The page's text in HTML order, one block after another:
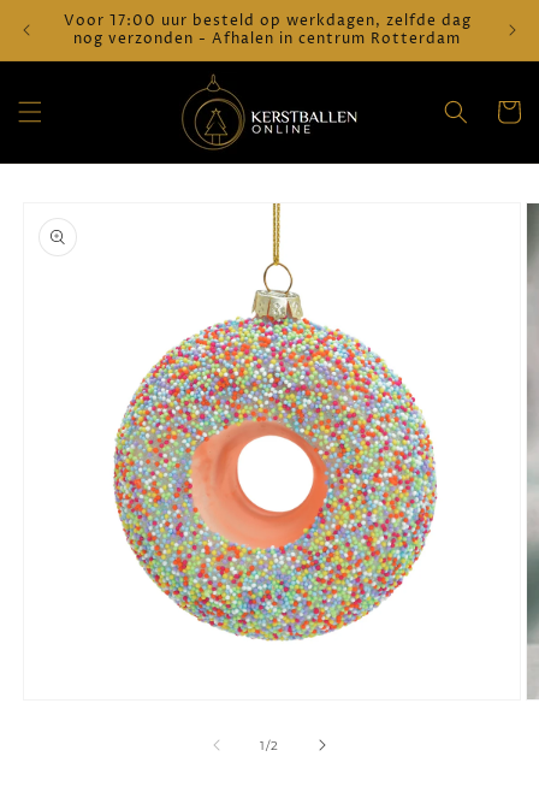
naar de
content
Voor 17:00 uur besteld op werkdagen, zelfde dag
nog verzonden - Afhalen in centrum Rotterdam
1/van
2